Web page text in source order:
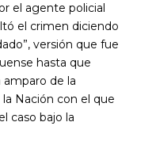
el agente policial
el crimen diciendo
versión que fue
hasta que
amparo de la
Nación con el que
caso bajo la